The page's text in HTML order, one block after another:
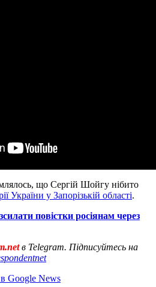
що Сергій Шойгу нібито
України у Запорізькій області.
повістки росіянам через
в Telegram. Підписуйтесь на
Google News